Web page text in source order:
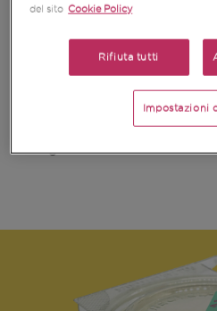
provenienti da Paesi
piacevole aroma della
trasportare in borsa e
Una pausa o unosnack
del sito Cookie Policy
Rifiuta tutti
Impostazioni